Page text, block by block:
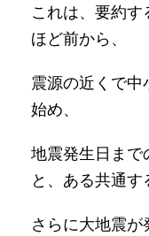
これは、要約
ほど前から、
震源の近くで
始め、
地震発生日まで
と、ある共通す
さらに大地震が